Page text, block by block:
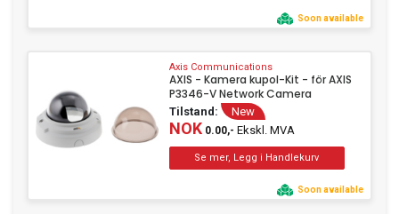
Soon available
Axis Communications
AXIS - Kamera kupol-Kit - för AXIS
P3346-V Network Camera
Tilstand: New
NOK0.00,- Ekskl. MVA
Soon available